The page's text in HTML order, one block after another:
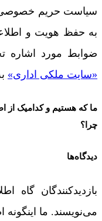
سیاست حریم خصوصی
به حفظ هویت و
ضوابط مورد
«سایت ملکی اداری»
ما که هستیم و کدامیک
چرا؟
دیدگاه‌ها
بازدیدکنندگان
می‌نویسند. ما